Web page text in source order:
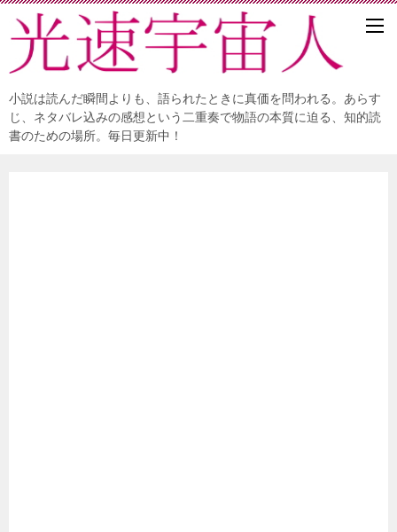
小説は読んだ瞬間よりも、語られたときに真価を問われる。あらす
じ、ネタバレ込みの感想という二重奏で物語の本質に迫る、知的読
書のための場所。毎日更新中！